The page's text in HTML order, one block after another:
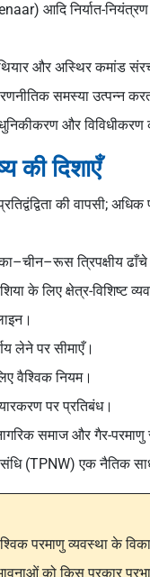
आदि निर्यात-
और अस्थिर कमांड
रणनीतिक समस्या उत्पन्न
और विविधीकरण
की दिशाएँ
की वापसी;
त्रिपक्षीय
के लिए क्षेत्र-विशिष्ट
लेने पर सीमाएँ।
वैश्विक नियम।
पर प्रतिबंध।
समाज और गैर-परमाणु
संधि (TPNW) एक नैतिक
परमाणु व्यवस्था के
को किस प्रकार